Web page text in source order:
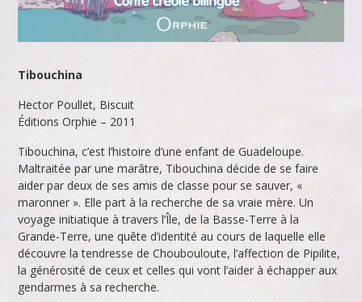
Tibouchina
Hector Poullet, Biscuit
Éditions Orphie – 2011
Tibouchina, c’est l’histoire d’une enfant de Guadeloupe.
Maltraitée par une marâtre, Tibouchina décide de se faire
aider par deux de ses amis de classe pour se sauver, «
maronner ». Elle part à la recherche de sa vraie mère. Un
voyage initiatique à travers l’Île, de la Basse-Terre à la
Grande-Terre, une quête d’identité au cours de laquelle elle
découvre la tendresse de Choubouloute, l’affection de Pipilite,
la générosité de ceux et celles qui vont l’aider à échapper aux
gendarmes à sa recherche.